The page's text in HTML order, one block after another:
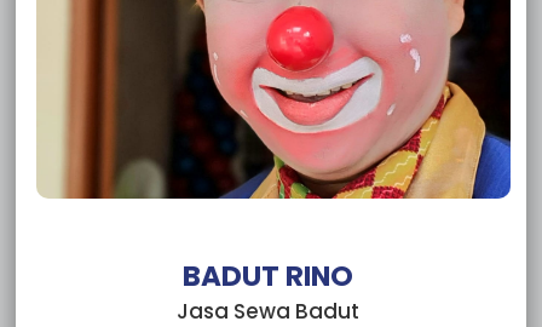
BADUT RINO
Jasa Sewa Badut